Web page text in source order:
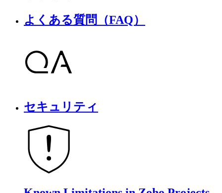
よくある質問（FAQ）
セキュリティ